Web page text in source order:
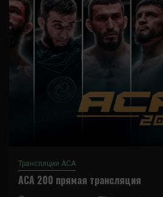
Трансляции ACA
ACA 200 прямая трансляция